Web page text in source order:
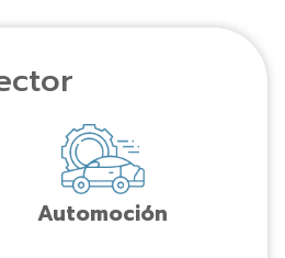
Automoción